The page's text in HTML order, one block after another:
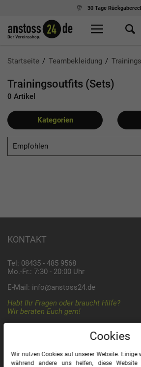
30 Tage
Startseite Teambekleidung
Trainingsoutfits (Sets)
0 Artikel
Kategorien
Empfohlen
KONTAKT
Tel: 08435 - 485 9568
Mo.-Fr.: 7:30 - 20:00 Uhr
E-Mail: info@anstoss24.de
Habt Ihr Fragen oder braucht Hilfe?
Wir beraten Euch gern!
Cookies
Wir nutzen Cookies auf unserer Website. Einige
während andere uns helfen, diese